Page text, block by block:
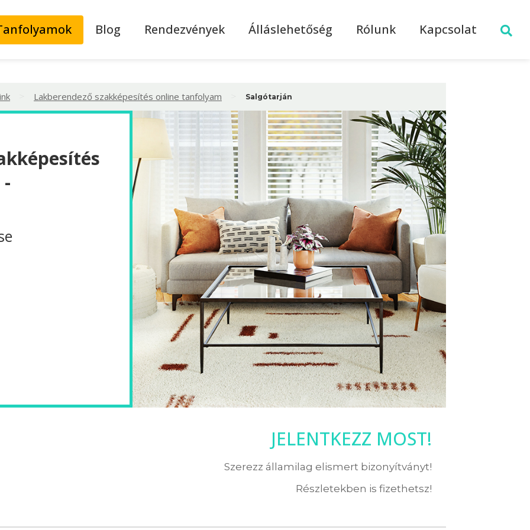
Blog Rendezvények Álláslehetőség Rólunk Kapcsolat
Lakberendező szakképesítés online tanfolyam Salgótarján
JELENTKEZZ MOST!
Szerezz államilag elismert bizonyítványt!
Részletekben is fizethetsz!